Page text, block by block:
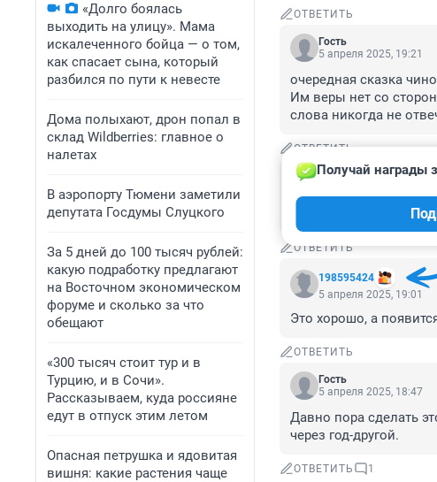
«Долго боялась
выходить на улицу». Мама
искалеченного бойца — о том,
как спасает сына, который
разбился по пути к невесте
Дома полыхают, дрон попал в
склад Wildberries: главное о
налетах
В аэропорту Тюмени заметили
депутата Госдумы Слуцкого
За 5 дней до 100 тысяч рублей:
какую подработку предлагают
на Восточном экономическом
форуме и сколько за что
обещают
«300 тысяч стоит тур и в
Турцию, и в Сочи».
Рассказываем, куда россияне
едут в отпуск этим летом
Опасная петрушка и ядовитая
вишня: какие растения чаще
ОТВЕТИТЬ
Гость
5 апреля 2025, 19:21
очередная сказка
Им веры нет со
слова никогда не
ОТВЕТИТЬ
Гость
пусть шевчики за
ОТВЕТИТЬ
198595424
Получай награды
5 апреля 2025, 19:01
Это хорошо, а
ОТВЕТИТЬ
Гость
5 апреля 2025, 18:47
Давно пора сделать
через год-другой.
ОТВЕТИТЬ 1